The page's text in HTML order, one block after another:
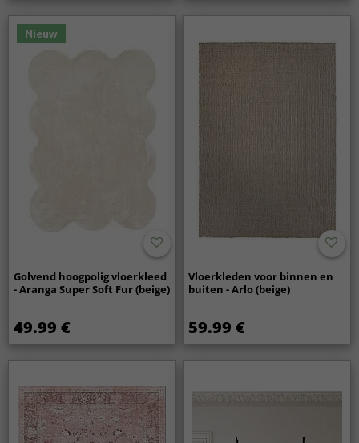
Nieuw
Golvend hoogpolig vloerkleed
- Aranga Super Soft Fur (beige)
49.99 €
Vloerkleden voor binnen en
buiten - Arlo (beige)
59.99 €